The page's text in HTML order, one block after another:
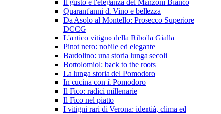
Il gusto e l'eleganza del Manzoni Bianco
Quarant'anni di Vino e bellezza
Da Asolo al Montello: Prosecco Superiore
DOCG
L'antico vitigno della Ribolla Gialla
Pinot nero: nobile ed elegante
Bardolino: una storia lunga secoli
Bortolomiol: back to the roots
La lunga storia del Pomodoro
In cucina con il Pomodoro
Il Fico: radici millenarie
Il Fico nel piatto
I vitigni rari di Verona: identià, clima ed